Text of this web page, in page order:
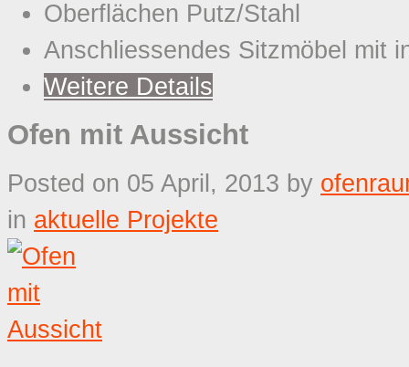
Oberflächen Putz/Stahl
Anschliessendes Sitzmöbel mit
Weitere Details
Ofen mit Aussicht
Posted on 05 April, 2013 by
in aktuelle Projekte